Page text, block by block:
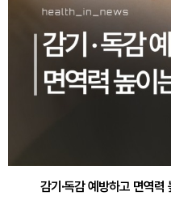
감기·독감 예방하고 면역